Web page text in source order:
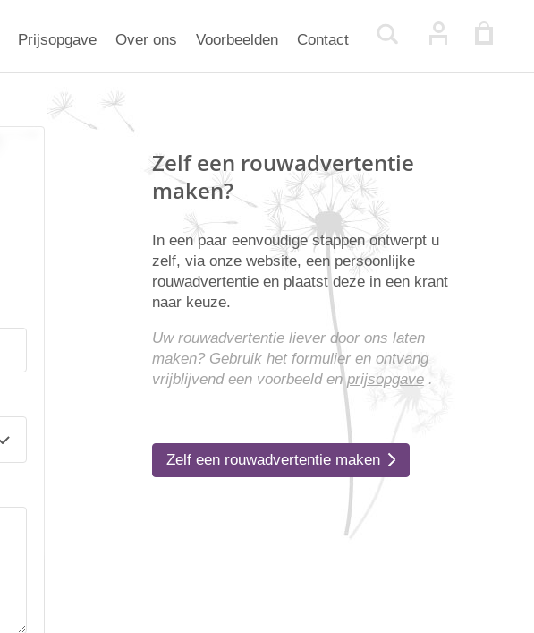
Prijsopgave Over ons Voorbeelden Contact
Zelf een rouwadvertentie
maken?
In een paar eenvoudige stappen ontwerpt u
zelf, via onze website, een persoonlijke
rouwadvertentie en plaatst deze in een krant
naar keuze.
Uw rouwadvertentie liever door ons laten
maken? Gebruik het formulier en ontvang
vrijblijvend een voorbeeld enprijsopgave.
Zelf een rouwadvertentie maken